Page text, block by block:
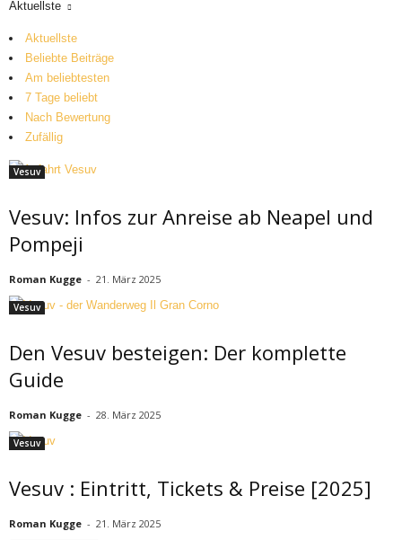
Aktuellste
Aktuellste
Beliebte Beiträge
Am beliebtesten
7 Tage beliebt
Nach Bewertung
Zufällig
Vesuv
Vesuv: Infos zur Anreise ab Neapel und
Pompeji
Roman Kugge - 21. März 2025
Vesuv
Den Vesuv besteigen: Der komplette
Guide
Roman Kugge - 28. März 2025
Vesuv
Vesuv : Eintritt, Tickets & Preise [2025]
Roman Kugge - 21. März 2025